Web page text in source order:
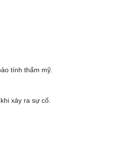
tính thẩm mỹ.
xảy ra sự cố.